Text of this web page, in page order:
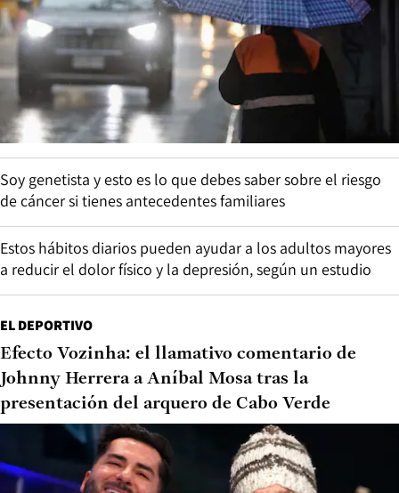
Soy genetista y esto es lo que debes saber sobre el riesgo
de cáncer si tienes antecedentes familiares
Estos hábitos diarios pueden ayudar a los adultos mayores
a reducir el dolor físico y la depresión, según un estudio
EL DEPORTIVO
Efecto Vozinha: el llamativo comentario de
Johnny Herrera a Aníbal Mosa tras la
presentación del arquero de Cabo Verde